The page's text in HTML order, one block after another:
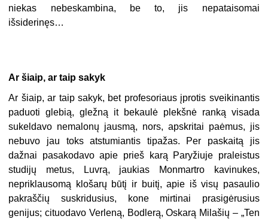
niekas nebeskambina, be to, jis nepataisomai
išsiderinęs…
Ar šiaip, ar taip sakyk
Ar šiaip, ar taip sakyk, bet profesoriaus įprotis sveikinantis
paduoti glebią, gležną it bekaulė plekšnė ranką visada
sukeldavo nemalonų jausmą, nors, apskritai paėmus, jis
nebuvo jau toks atstumiantis tipažas. Per paskaitą jis
dažnai pasakodavo apie prieš karą Paryžiuje praleistus
studijų metus, Luvrą, jaukias Monmartro kavinukes,
nepriklausomą klošarų būtį ir buitį, apie iš visų pasaulio
pakraščių suskridusius, kone mirtinai prasigėrusius
genijus; cituodavo Verleną, Bodlerą, Oskarą Milašių – „Ten